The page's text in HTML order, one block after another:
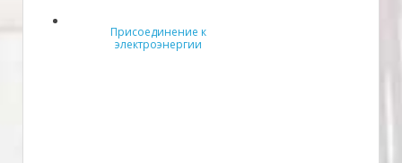
Присоединение к
электроэнергии